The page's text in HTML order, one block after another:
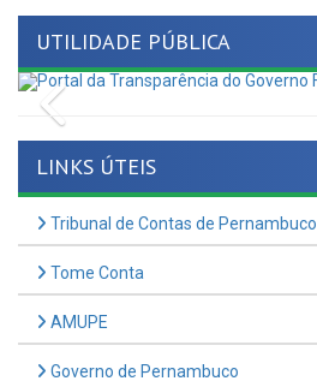
UTILIDADE PÚBLICA
Previous
LINKS ÚTEIS
Tribunal de Contas de Pernambuco
Tome Conta
AMUPE
Governo de Pernambuco